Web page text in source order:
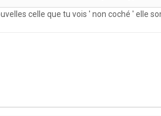
celle que tu vois ' non coché ' elle